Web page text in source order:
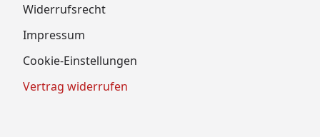
Widerrufsrecht
Impressum
Cookie-Einstellungen
Vertrag widerrufen